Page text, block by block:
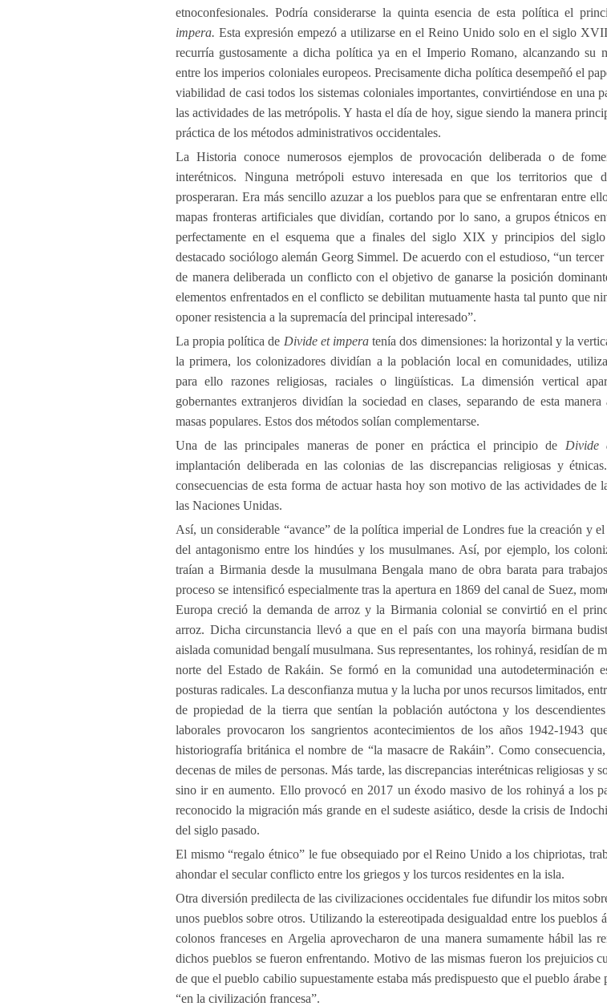
etnoconfesionales. Podría considerarse la quinta esencia de esta política el
impera. Esta expresión empezó a utilizarse en el Reino Unido solo en el siglo
recurría gustosamente a dicha política ya en el Imperio Romano, alcanzando su
entre los imperios coloniales europeos. Precisamente dicha política desempeñó el
viabilidad de casi todos los sistemas coloniales importantes, convirtiéndose en una
las actividades de las metrópolis. Y hasta el día de hoy, sigue siendo la manera
práctica de los métodos administrativos occidentales.
La Historia conoce numerosos ejemplos de provocación deliberada o de
interétnicos. Ninguna metrópoli estuvo interesada en que los territorios que
prosperaran. Era más sencillo azuzar a los pueblos para que se enfrentaran entre
mapas fronteras artificiales que dividían, cortando por lo sano, a grupos étnicos
perfectamente en el esquema que a finales del siglo XIX y principios del
destacado sociólogo alemán Georg Simmel. De acuerdo con el estudioso, “un
de manera deliberada un conflicto con el objetivo de ganarse la posición
elementos enfrentados en el conflicto se debilitan mutuamente hasta tal punto que
oponer resistencia a la supremacía del principal interesado”.
La propia política de Divide et impera tenía dos dimensiones: la horizontal y la
la primera, los colonizadores dividían a la población local en comunidades,
para ello razones religiosas, raciales o lingüísticas. La dimensión vertical
gobernantes extranjeros dividían la sociedad en clases, separando de esta
masas populares. Estos dos métodos solían complementarse.
Una de las principales maneras de poner en práctica el principio de Divide
implantación deliberada en las colonias de las discrepancias religiosas y
consecuencias de esta forma de actuar hasta hoy son motivo de las actividades de
las Naciones Unidas.
Así, un considerable “avance” de la política imperial de Londres fue la creación y
del antagonismo entre los hindúes y los musulmanes. Así, por ejemplo, los
traían a Birmania desde la musulmana Bengala mano de obra barata para
proceso se intensificó especialmente tras la apertura en 1869 del canal de Suez,
Europa creció la demanda de arroz y la Birmania colonial se convirtió en el
arroz. Dicha circunstancia llevó a que en el país con una mayoría birmana
aislada comunidad bengalí musulmana. Sus representantes, los rohinyá, residían de
norte del Estado de Rakáin. Se formó en la comunidad una autodeterminación
posturas radicales. La desconfianza mutua y la lucha por unos recursos limitados,
de propiedad de la tierra que sentían la población autóctona y los
laborales provocaron los sangrientos acontecimientos de los años 1942-1943
historiografía británica el nombre de “la masacre de Rakáin”. Como
decenas de miles de personas. Más tarde, las discrepancias interétnicas religiosas y
sino ir en aumento. Ello provocó en 2017 un éxodo masivo de los rohinyá a los
reconocido la migración más grande en el sudeste asiático, desde la crisis de
del siglo pasado.
El mismo “regalo étnico” le fue obsequiado por el Reino Unido a los chipriotas,
ahondar el secular conflicto entre los griegos y los turcos residentes en la isla.
Otra diversión predilecta de las civilizaciones occidentales fue difundir los mitos
unos pueblos sobre otros. Utilizando la estereotipada desigualdad entre los pueblos
colonos franceses en Argelia aprovecharon de una manera sumamente hábil las
dichos pueblos se fueron enfrentando. Motivo de las mismas fueron los prejuicios
de que el pueblo cabilio supuestamente estaba más predispuesto que el pueblo árabe
“en la civilización francesa”.